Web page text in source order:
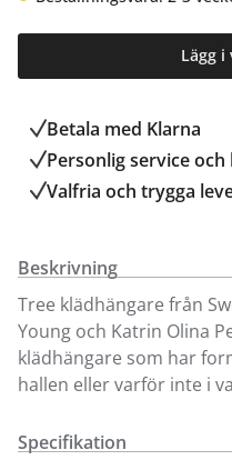
Lägg i
Betala med Klarna
Personlig service
Valfria och trygga
Beskrivning
Tree klädhängare från
Young och Katrin Olina
klädhängare som har
hallen eller varför inte i
Specifikation